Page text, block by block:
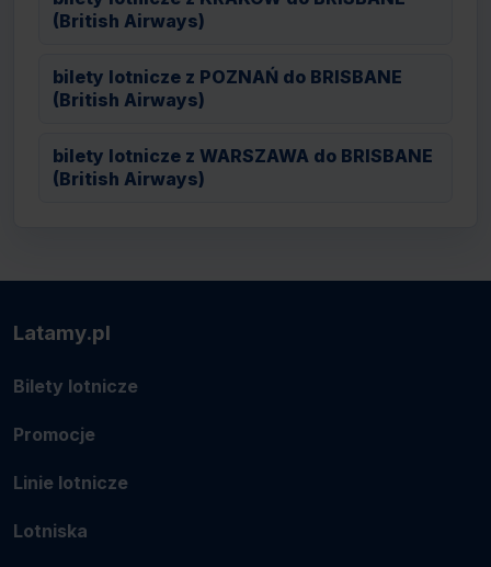
(British Airways)
bilety lotnicze z POZNAŃ do BRISBANE
(British Airways)
bilety lotnicze z WARSZAWA do BRISBANE
(British Airways)
Latamy.pl
Bilety lotnicze
Promocje
Linie lotnicze
Lotniska